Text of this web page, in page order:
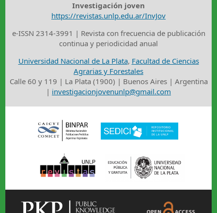
Investigación joven
https://revistas.unlp.edu.ar/InvJov
e-ISSN 2314-3991 | Revista con frecuencia de publicación
continua y periodicidad anual
Universidad Nacional de La Plata, Facultad de Ciencias
Agrarias y Forestales
Calle 60 y 119 | La Plata (1900) | Buenos Aires | Argentina
| investigacionjovenunlp@gmail.com